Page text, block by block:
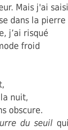
Mais j'ai saisi
dans la pierre
j’ai risqué
froid
nuit,
obscure.
du seuil